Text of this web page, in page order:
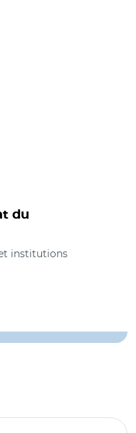
du
institutions